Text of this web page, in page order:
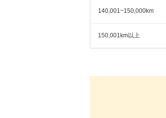
140,001~150,000km
150,001km以上